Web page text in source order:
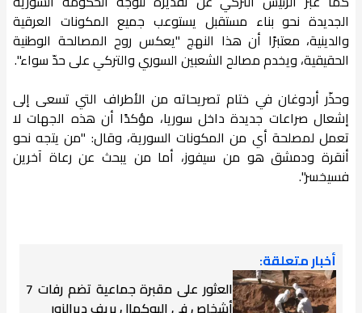
الجديدة نحو بناء مستقبل يستوعب جميع المكونات العرقية
والدينية، معتبرًا أن هذا النهج "يعكس روح المصالحة الوطنية
الحقيقية، ويخدم مصالح الشعبين السوري والتركي على حدّ سواء".
وحذّر أردوغان في ختام تصريحاته من الأطراف التي تسعى إلى
إشعال صراعات جديدة داخل سوريا، مؤكدًا أن هذه الجهات لا
تعمل لمصلحة أي من المكونات السورية، وقال: "من يتجه نحو
أنقرة ودمشق هو من سيفوز، أما من يبحث عن رعاة آخرين
فسيخسر".
أخبار متعلقة:
العثور على مقبرة جماعية تضم رفات 7
أشخاص في البوكمال بريف ديرالزور